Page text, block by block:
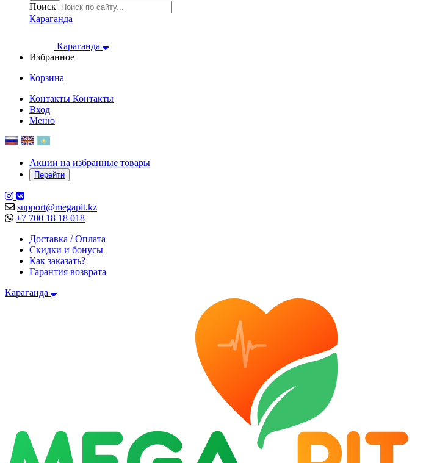
Поиск
Караганда
Караганда
Избранное
Корзина
Контакты Контакты
Вход
Меню
Акции на избранные товары
Перейти
support@megapit.kz
+7 700 18 18 018
Доставка / Оплата
Скидки и бонусы
Как заказать?
Гарантия возврата
Караганда